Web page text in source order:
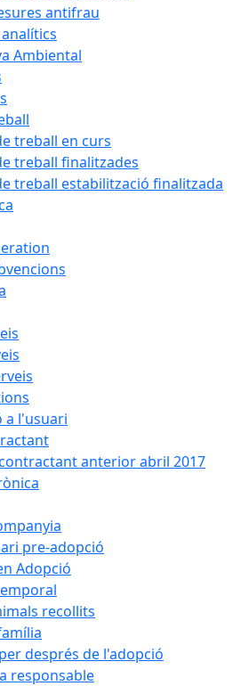
antifrau
Ambiental
treball en curs
treball finalitzades
treball estabilització finalitzada
a l'usuari
anterior abril 2017
pre-adopció
Adopció
recollits
després de l'adopció
responsable